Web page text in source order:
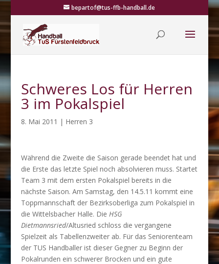
bepartof@tus-ffb-handball.de
Schweres Los für Herren
3 im Pokalspiel
8. Mai 2011 | Herren 3
Während die Zweite die Saison gerade beendet hat und
die Erste das letzte Spiel noch absolvieren muss. Startet
Team 3 mit dem ersten Pokalspiel bereits in die
nächste Saison. Am Samstag, den 14.5.11 kommt eine
Toppmannschaft der Bezirksoberliga zum Pokalspiel in
die Wittelsbacher Halle. Die HSG
Dietmannsried/Altusried schloss die vergangene
Spielzeit als Tabellenzweiter ab. Für das Seniorenteam
der TUS Handballer ist dieser Gegner zu Beginn der
Pokalrunden ein schwerer Brocken und ein gute